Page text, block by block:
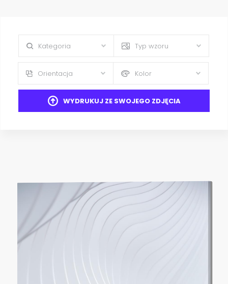
Kategoria Typ wzoru
Orientacja Kolor
WYDRUKUJ ZE SWOJEGO ZDJĘCIA